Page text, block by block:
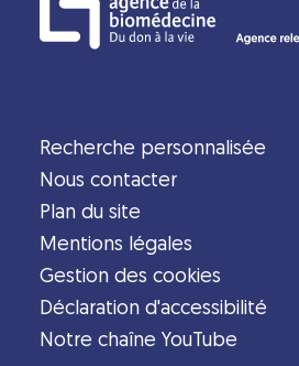
Recherche personnalisée
Nous contacter
Plan du site
Mentions légales
Gestion des cookies
Déclaration d'accessibilité
Notre chaîne YouTube